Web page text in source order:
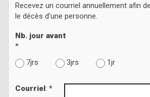
Recevez un courriel annuellement afin
le décès d'une personne.
Nb. jour avant
*
7jrs
3jrs 1jr
Courriel : *